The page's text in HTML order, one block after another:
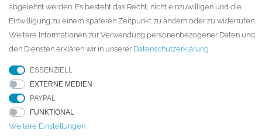
Impressum
* Für Lieferungen nach Deutschland. Die Lieferzeiten für andere
Länder und die Informationen zur Berechnung des Liefertermins finden
Sie hier
abgelehnt werden. Es besteht das Recht, nicht einzuwilligen und die
Einwilligung zu einem späteren Zeitpunkt zu ändern oder zu widerrufen.
Weitere Informationen zur Verwendung personenbezogener Daten und
den Diensten erklären wir in unserer Daten­schutz­erklärung.
ESSENZIELL
EXTERNE MEDIEN
PAYPAL
FUNKTIONAL
Weitere Einstellungen